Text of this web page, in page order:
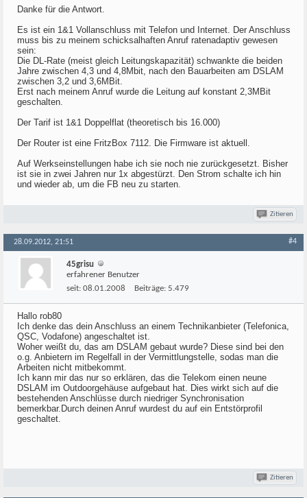
Danke für die Antwort.
Es ist ein 1&1 Vollanschluss mit Telefon und Internet. Der Anschluss
muss bis zu meinem schicksalhaften Anruf ratenadaptiv gewesen
sein:
Die DL-Rate (meist gleich Leitungskapazität) schwankte die beiden
Jahre zwischen 4,3 und 4,8Mbit, nach den Bauarbeiten am DSLAM
zwischen 3,2 und 3,6MBit.
Erst nach meinem Anruf wurde die Leitung auf konstant 2,3MBit
geschalten.
Der Tarif ist 1&1 Doppelflat (theoretisch bis 16.000)
Der Router ist eine FritzBox 7112. Die Firmware ist aktuell.
Auf Werkseinstellungen habe ich sie noch nie zurückgesetzt. Bisher
ist sie in zwei Jahren nur 1x abgestürzt. Den Strom schalte ich hin
und wieder ab, um die FB neu zu starten.
Zitieren
28.09.2012, 21:51 #4
45grisu
erfahrener Benutzer
seit: 08.01.2008 Beiträge: 5.479
Hallo rob80
Ich denke das dein Anschluss an einem Technikanbieter (Telefonica,
QSC, Vodafone) angeschaltet ist.
Woher weißt du, das am DSLAM gebaut wurde? Diese sind bei den
o.g. Anbietern im Regelfall in der Vermittlungstelle, sodas man die
Arbeiten nicht mitbekommt.
Ich kann mir das nur so erklären, das die Telekom einen neune
DSLAM im Outdoorgehäuse aufgebaut hat. Dies wirkt sich auf die
bestehenden Anschlüsse durch niedriger Synchronisation
bemerkbar.Durch deinen Anruf wurdest du auf ein Entstörprofil
geschaltet.
Zitieren